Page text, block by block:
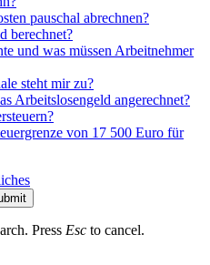
pauschal abrechnen?
berechnet?
und was müssen Arbeitnehmer
steht mir zu?
Arbeitslosengeld angerechnet?
von 17 500 Euro für
Press Esc to cancel.